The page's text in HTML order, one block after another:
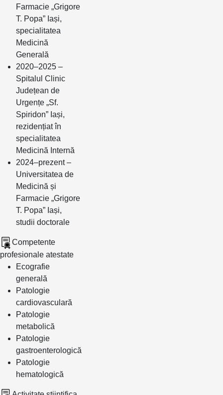
Farmacie „Grigore
T. Popa” Iași,
specialitatea
Medicină
Generală
2020–2025 –
Spitalul Clinic
Județean de
Urgențe „Sf.
Spiridon” Iași,
rezidențiat în
specialitatea
Medicină Internă
2024–prezent –
Universitatea de
Medicină și
Farmacie „Grigore
T. Popa” Iași,
studii doctorale
Competente
profesionale atestate
Ecografie
generală
Patologie
cardiovasculară
Patologie
metabolică
Patologie
gastroenterologică
Patologie
hematologică